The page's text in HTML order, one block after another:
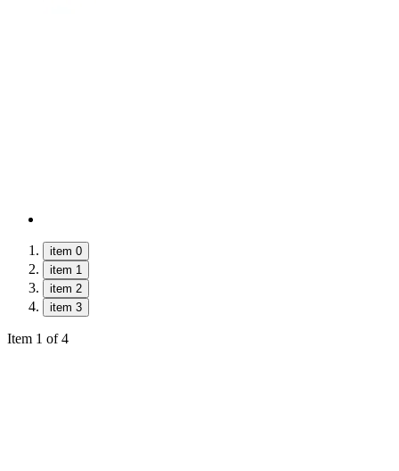
item 0
item 1
item 2
item 3
Item 1 of 4